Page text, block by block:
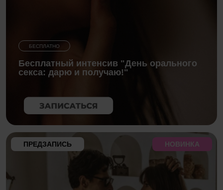
БЕСПЛАТНО
Бесплатный интенсив "День орального
секса: дарю и получаю!"
НОВИНКА
ПРЕДЗАПИСЬ